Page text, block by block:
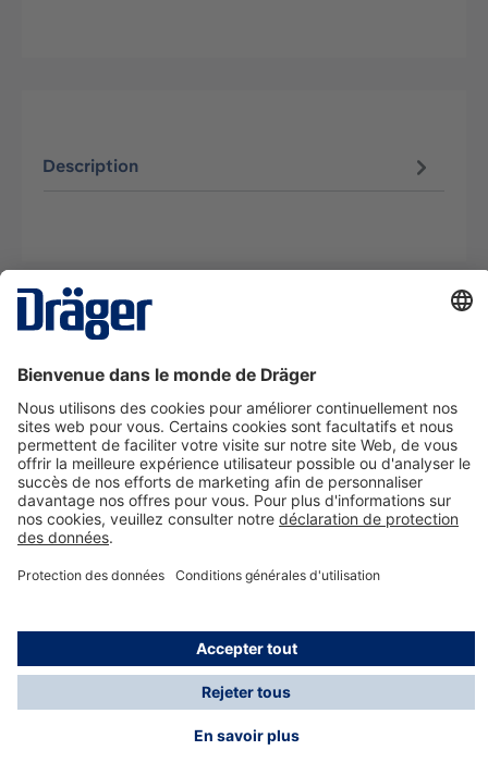
Description
La technologie
Nous contacter
A propos de Dräger
Informations
*Les taxes et les frais d'expédition ne sont pas inclus
dans les prix indiqués, sauf mention contraire. Des frais
supplémentaires peuvent s'appliquer.